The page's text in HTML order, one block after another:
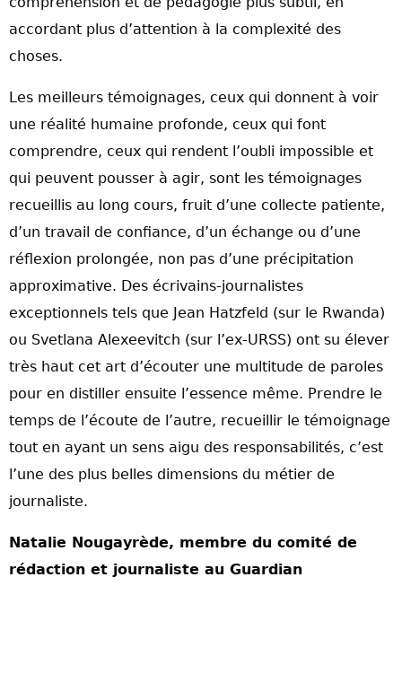
accordant plus d’attention à la complexité des
choses.
Les meilleurs témoignages, ceux qui donnent à voir
une réalité humaine profonde, ceux qui font
comprendre, ceux qui rendent l’oubli impossible et
qui peuvent pousser à agir, sont les témoignages
recueillis au long cours, fruit d’une collecte patiente,
d’un travail de confiance, d’un échange ou d’une
réflexion prolongée, non pas d’une précipitation
approximative. Des écrivains-journalistes
exceptionnels tels que Jean Hatzfeld (sur le Rwanda)
ou Svetlana Alexeevitch (sur l’ex-URSS) ont su élever
très haut cet art d’écouter une multitude de paroles
pour en distiller ensuite l’essence même. Prendre le
temps de l’écoute de l’autre, recueillir le témoignage
tout en ayant un sens aigu des responsabilités, c’est
l’une des plus belles dimensions du métier de
journaliste.
Natalie Nougayrède, membre du comité de
rédaction et journaliste au Guardian